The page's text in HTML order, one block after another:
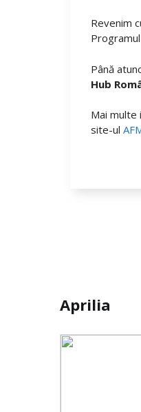
Revenim
Până
Hub
Mai multe
site-ul
Aprilia